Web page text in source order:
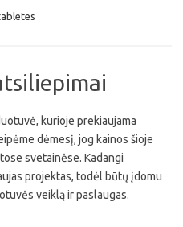
kurioje prekiaujama
dėmesį, jog kainos šioje
svetainėse. Kadangi
projektas, todėl būtų įdomu
veiklą ir paslaugas.